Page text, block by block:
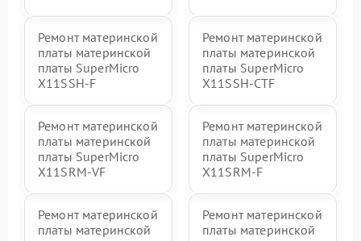
Ремонт материнской
платы материнской
платы SuperMicro
X11SSH-F
Ремонт материнской
платы материнской
платы SuperMicro
X11SSH-CTF
Ремонт материнской
платы материнской
платы SuperMicro
X11SRM-VF
Ремонт материнской
платы материнской
платы SuperMicro
X11SRM-F
Ремонт материнской
платы материнской
Ремонт материнской
платы материнской